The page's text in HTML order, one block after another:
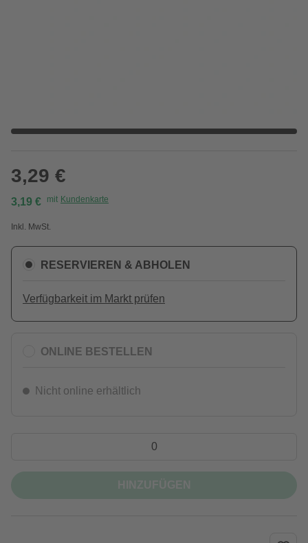
3,29 €
3,19 € mit Kundenkarte
Inkl. MwSt.
RESERVIEREN & ABHOLEN
Verfügbarkeit im Markt prüfen
ONLINE BESTELLEN
Nicht online erhältlich